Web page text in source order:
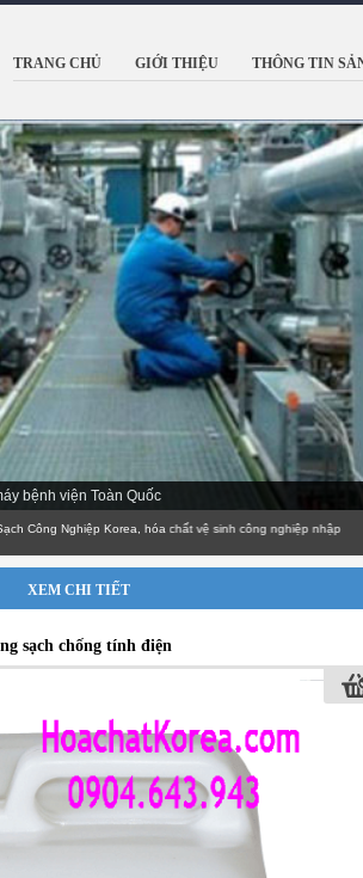
TRANG CHỦ GIỚI THIỆU THÔNG TIN
bệnh viện Toàn Quốc
Nghiệp Korea, hóa chất vệ sinh công nghiệp nhập
XEM CHI TIẾT
sạch chống tính điện